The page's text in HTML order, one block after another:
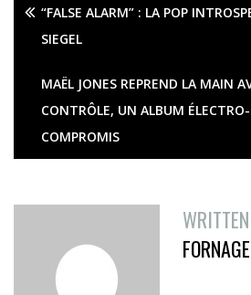
“FALSE ALARM” : LA POP
SIEGEL
MAËL JONES REPREND LA MAIN
CONTRÔLE, UN ALBUM
COMPROMIS
FORNAGE